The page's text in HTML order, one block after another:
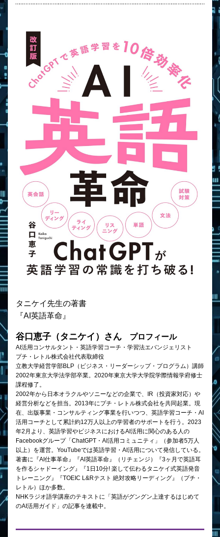
タニケイ先生の著書
『AI英語革命』
谷口恵子（タニケイ）さん プロフィール
AI活用コンサルタント・英語学習コーチ・学習法エバンジェリスト
プチ・レトル株式会社代表取締役
立教大学経営学部BLP（ビジネス・リーダーシップ・プログラム）講師
2002年東京大学法学部卒業。2020年東京大学大学院学際情報学府修士
課程修了。
2002年から日本オラクルやソニーなどの企業で、IR（投資家対応）や
経営分析などを担当。2013年にプチ・レトル株式会社を共同起業。現
在、出版事業・コンサルティング事業を行いつつ、英語学習コーチ・AI
活用コーチとして累計約12万人以上の学習者のサポートを行う。2023
年2月より、英語学習やビジネスにおけるAI活用に関心のある人の
Facebookグループ「ChatGPT・AI活用コミュニティ」（参加者5万人
以上）を運営。YouTubeでは英語学習・AI活用について発信している。
著書に『AI仕事革命』『AI英語革命』（リチェンジ）『3ヶ月で英語耳
を作るシャドーイング』『1日10分! 楽して伝わるタニケイ式英語発音
トレーニング』『TOEIC L&Rテスト 絶対攻略リーディング』（プチ・
レトル）ほか多数。
NHKラジオ語学講座のテキストに「英語がグングン上達するはじめて
のAI活用ガイド」の記事を連載中。